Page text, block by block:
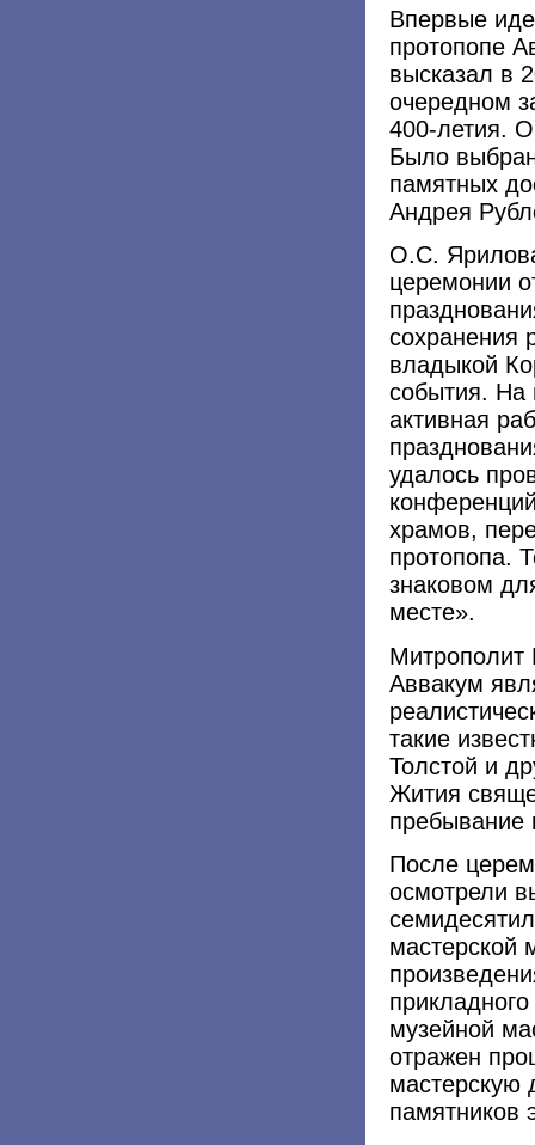
Впервые
протопопе
высказал в
очередном
400-летия.
Было
памятных
Андрея
О.С.
церемонии
сохранения
владыкой
события. На
активная
удалось
храмов,
протопопа.
знаковом
месте».
Митрополит
Аввакум
такие
Толстой и
Жития
пребывание
После
осмотрели
мастерской
музейной
отражен
мастерскую
памятников